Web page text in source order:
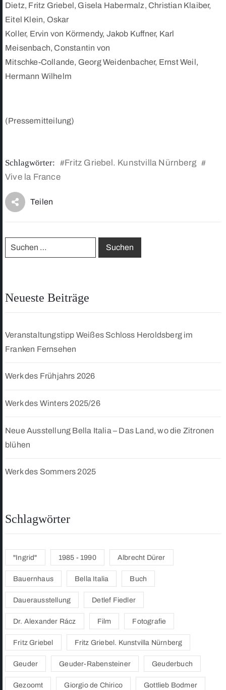
Dietz, Fritz Griebel, Gisela Habermalz, Christian Klaiber,
Eitel Klein, Oskar
Koller, Ervin von Körmendy, Jakob Kuffner, Karl
Meisenbach, Constantin von
Mitschke-Collande, Georg Weidenbacher, Ernst Weil,
Hermann Wilhelm
(Pressemitteilung)
Schlagwörter: #Fritz Griebel. Kunstvilla Nürnberg #
Vive la France
Teilen
Neueste Beiträge
Veranstaltungstipp Weißes Schloss Heroldsberg im
Franken Fernsehen
Werk des Frühjahrs 2026
Werk des Winters 2025/26
Neue Ausstellung Bella Italia – Das Land, wo die Zitronen
blühen
Werk des Sommers 2025
Schlagwörter
"Ingrid" 1985 - 1990 Albrecht Dürer
Bauernhaus Bella Italia Buch
Dauerausstellung Detlef Fiedler
Dr. Alexander Rácz Film Fotografie
Fritz Griebel Fritz Griebel. Kunstvilla Nürnberg
Geuder Geuder-Rabensteiner Geuderbuch
Gezoomt Giorgio de Chirico Gottlieb Bodmer